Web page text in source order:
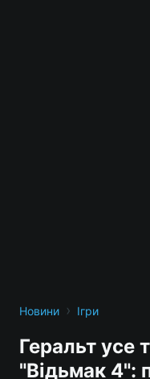
Новини › Ігри
Геральт усе
"Відьмак 4":